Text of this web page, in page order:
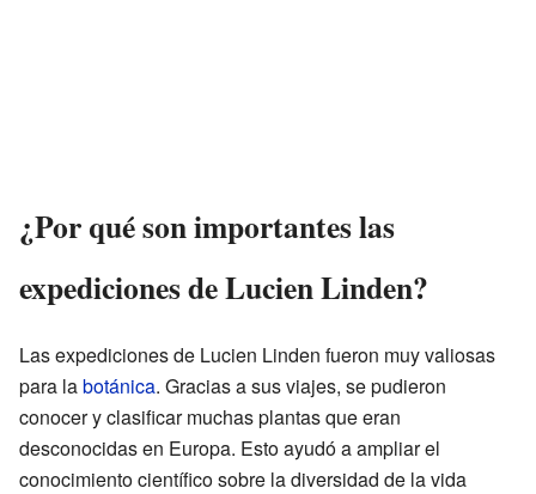
¿Por qué son importantes las
expediciones de Lucien Linden?
Las expediciones de Lucien Linden fueron muy valiosas
para labotánica. Gracias a sus viajes, se pudieron
conocer y clasificar muchas plantas que eran
desconocidas en Europa. Esto ayudó a ampliar el
conocimiento científico sobre la diversidad de la vida